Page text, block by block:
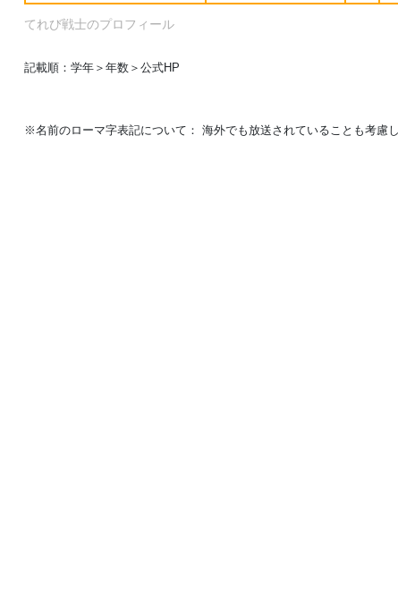
てれび戦士のプロフィール
記載順：学年＞年数＞公式HP
※名前のローマ字表記について： 海外でも放送されていることも考慮